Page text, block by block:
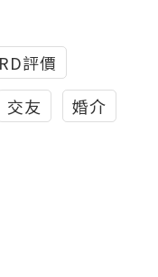
評價
交友
婚介